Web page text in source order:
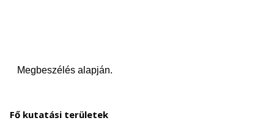
Fő kutatási területek